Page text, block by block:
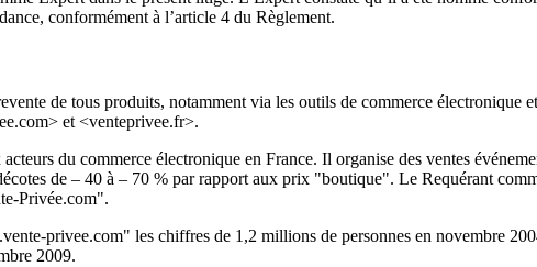
conformément à l’article 4 du Règlement.
de tous produits, notamment via les outils de commerce
et <venteprivee.fr>.
du commerce électronique en France. Il organise des ventes
de – 40 à – 70 % par rapport aux prix "boutique". Le Requérant
Privée.com".
privee.com" les chiffres de 1,2 millions de personnes en novembre
2009.